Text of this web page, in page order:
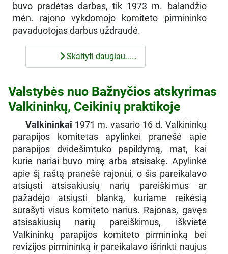
buvo pradėtas darbas, tik 1973 m. balandžio
mėn. rajono vykdomojo komiteto pirmininko
pavaduotojas darbus uždraudė.
Skaityti daugiau...…
Valstybės nuo Bažnyčios atskyrimas
Valkininkų, Ceikinių praktikoje
Valkininkai 1971 m. vasario 16 d. Valkininkų
parapijos komitetas apylinkei pranešė apie
parapijos dvidešimtuko papildymą, mat, kai
kurie nariai buvo mirę arba atsisakę. Apylinkė
apie šį raštą pranešė rajonui, o šis pareikalavo
atsiųsti atsisakiusių narių pareiškimus ar
pažadėjo atsiųsti blanką, kuriame reikėsią
surašyti visus komiteto narius. Rajonas, gavęs
atsisakiusių narių pareiškimus, iškvietė
Valkininkų parapijos komiteto pirmininką bei
revizijos pirmininką ir pareikalavo išrinkti naujus